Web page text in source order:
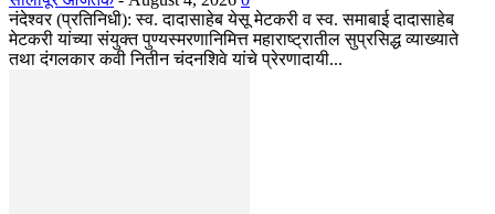
नंदेश्वर (प्रतिनिधी): स्व. दादासाहेब येसू मेटकरी व स्व. समाबाई दादासाहेब
मेटकरी यांच्या संयुक्त पुण्यस्मरणानिमित्त महाराष्ट्रातील सुप्रसिद्ध व्याख्याते
तथा दंगलकार कवी नितीन चंदनशिवे यांचे प्रेरणादायी...